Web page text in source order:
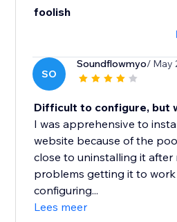
foolish
SO
Soundflowmyo/ May
Difficult to configure, but
I was apprehensive to
website because of the
close to uninstalling it after
problems getting it to
configuring...
Lees meer